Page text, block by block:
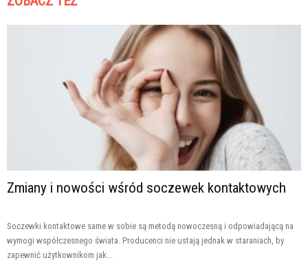
Zmiany i nowości wśród soczewek kontaktowych
Soczewki kontaktowe same w sobie są metodą nowoczesną i odpowiadającą na
wymogi współczesnego świata. Producenci nie ustają jednak w staraniach, by
zapewnić użytkownikom jak...